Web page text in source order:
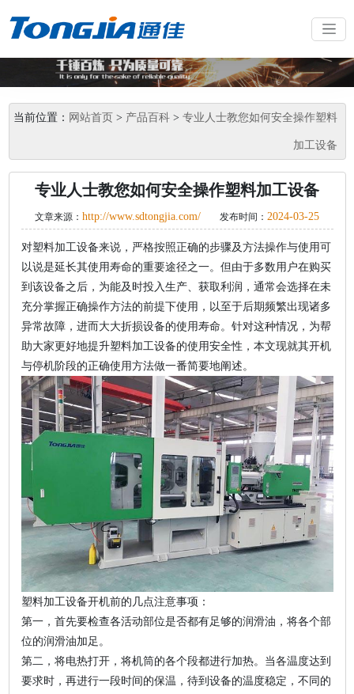
当前位置： 网站首页 > 产品百科> 专业人士教您如何安全操作塑料
加工设备
专业人士教您如何安全操作塑料加工设备
文章来源： http://www.sdtongjia.com/ 发布时间： 2024-03-25
对塑料加工设备来说，严格按照正确的步骤及方法操作与使用可
以说是延长其使用寿命的重要途径之一。但由于多数用户在购买
到该设备之后，为能及时投入生产、获取利润，通常会选择在未
充分掌握正确操作方法的前提下使用，以至于后期频繁出现诸多
异常故障，进而大大折损设备的使用寿命。针对这种情况，为帮
助大家更好地提升塑料加工设备的使用安全性，本文现就其开机
与停机阶段的正确使用方法做一番简要地阐述。
塑料加工设备开机前的几点注意事项：
第一，首先要检查各活动部位是否都有足够的润滑油，将各个部
位的润滑油加足。
第二，将电热打开，将机筒的各个段都进行加热。当各温度达到
要求时，再进行一段时间的保温，待到设备的温度稳定，不同的